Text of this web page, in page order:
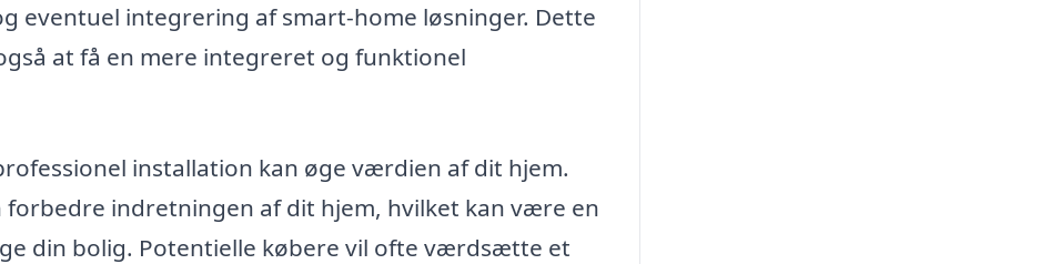
eventuel integrering af smart-home løsninger. Dette
at få en mere integreret og funktionel
installation kan øge værdien af dit hjem.
indretningen af dit hjem, hvilket kan være en
din bolig. Potentielle købere vil ofte værdsætte et